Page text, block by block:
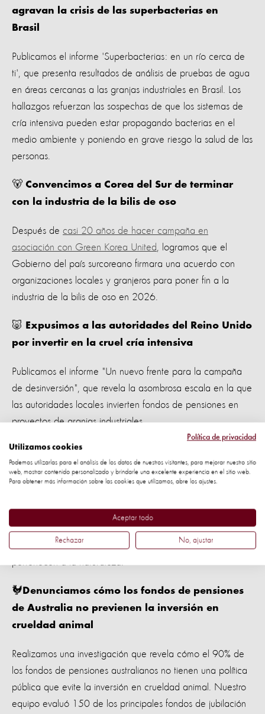
agravan la crisis de las superbacterias en
Brasil
Publicamos el informe 'Superbacterias: en un río cerca de
ti', que presenta resultados de análisis de pruebas de agua
en áreas cercanas a las granjas industriales en Brasil. Los
hallazgos refuerzan las sospechas de que los sistemas de
cría intensiva pueden estar propagando bacterias en el
medio ambiente y poniendo en grave riesgo la salud de las
personas.
🐻 Convencimos a Corea del Sur de terminar
con la industria de la bilis de oso
Después de casi 20 años de hacer campaña en
asociación con Green Korea United , logramos que el
Gobierno del país surcoreano firmara una acuerdo con
organizaciones locales y granjeros para poner fin a la
industria de la bilis de oso en 2026.
🐷
Expusimos a las autoridades del Reino Unido
por invertir en la cruel cría intensiva
Publicamos el informe "Un nuevo frente para la campaña
de desinversión", que revela la asombrosa escala en la que
las autoridades locales invierten fondos de pensiones en
proyectos de granjas industriales.
🐯Pedimos a Gucci que deje de glorificar el
cautiverio de tigres en sus campañas
como accesorios para fotos. Los animales silvestres no son
objetos. Pedimos a la marca de lujo que emita una
declaración que confirme que reconoce que los tigres
🐓 Denunciamos cómo los fondos de pensiones
de Australia no previenen la inversión en
crueldad animal
Realizamos una investigación que revela cómo el 90% de
los fondos de pensiones australianos no tienen una política
pública que evite la inversión en crueldad animal. Nuestro
equipo evaluó 150 de los principales fondos de jubilación
Política de privacidad
Utilizamos cookies
Podemos utilizarlas para el análisis de los datos de nuestros visitantes, para mejorar nuestro sitio
web, mostrar contenido personalizado y brindarle una excelente experiencia en el sitio web.
Para obtener más información sobre las cookies que utilizamos, abre los ajustes.
Aceptar todo
Rechazar No, ajustar